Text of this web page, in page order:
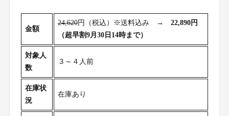
金額
24,620円（税込）※送料込み → 22,890円
（超早割9月30日14時まで）
対象人
数
３～４人前
在庫状
況
在庫あり